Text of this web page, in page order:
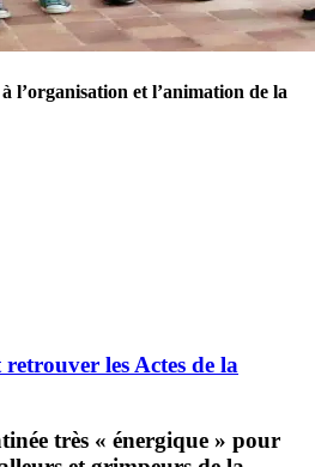
l’organisation et l’animation de la
les Actes de la
très « énergique » pour